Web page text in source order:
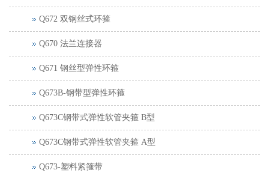
Q672 双钢丝式环箍
Q670 法兰连接器
Q671 钢丝型弹性环箍
Q673B-钢带型弹性环箍
Q673C钢带式弹性软管夹箍 B型
Q673C钢带式弹性软管夹箍 A型
Q673-塑料紧箍带